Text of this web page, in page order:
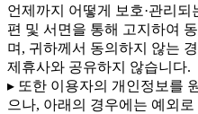
언제까지 어떻게 보호·관리
편 및 서면을 통해 고지하여
며, 귀하께서 동의하지 않는
제휴사와 공유하지 않습니다.
▸ 또한 이용자의 개인정보를
으나, 아래의 경우에는 예외로